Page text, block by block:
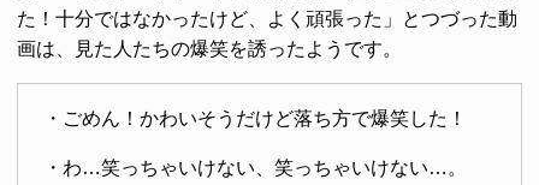
た！十分ではなかったけど、よく頑張った」とつづった動
画は、見た人たちの爆笑を誘ったようです。
・ごめん！かわいそうだけど落ち方で爆笑した！
・わ…笑っちゃいけない、笑っちゃいけない…。